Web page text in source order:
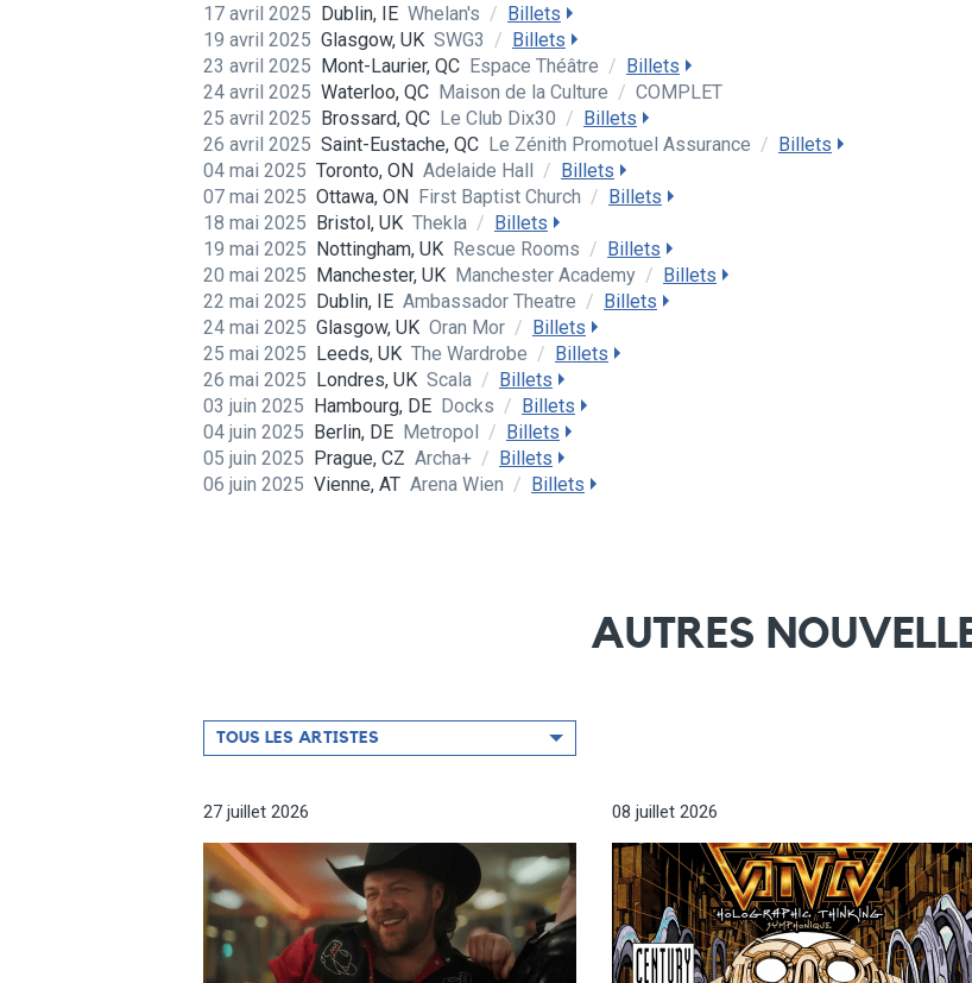
17 avril 2025 Dublin, IE Whelan's / Billets
19 avril 2025 Glasgow, UK SWG3 / Billets
23 avril 2025 Mont-Laurier, QC Espace Théâtre / Billets
24 avril 2025 Waterloo, QC Maison de la Culture / COMPLET
25 avril 2025 Brossard, QC Le Club Dix30 / Billets
26 avril 2025 Saint-Eustache, QC Le Zénith Promotuel Assurance / Billets
04 mai 2025 Toronto, ON Adelaide Hall / Billets
07 mai 2025 Ottawa, ON First Baptist Church / Billets
18 mai 2025 Bristol, UK Thekla / Billets
19 mai 2025 Nottingham, UK Rescue Rooms / Billets
20 mai 2025 Manchester, UK Manchester Academy / Billets
22 mai 2025 Dublin, IE Ambassador Theatre / Billets
24 mai 2025 Glasgow, UK Oran Mor / Billets
25 mai 2025 Leeds, UK The Wardrobe / Billets
26 mai 2025 Londres, UK Scala / Billets
03 juin 2025 Hambourg, DE Docks / Billets
04 juin 2025 Berlin, DE Metropol / Billets
05 juin 2025 Prague, CZ Archa+ / Billets
06 juin 2025 Vienne, AT Arena Wien / Billets
AUTRES
Filtrer
par
TOUS LES ARTISTES
27 juillet 2026 08 juillet 2026